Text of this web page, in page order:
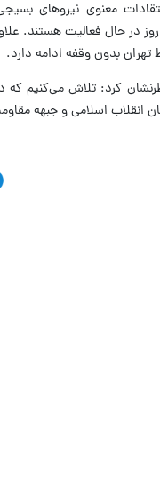
معنوی نیروهای
در حال فعالیت هستند.
بدون وقفه ادامه دارد.
کرد: تلاش می‌کنیم که
انقلاب اسلامی و جبهه